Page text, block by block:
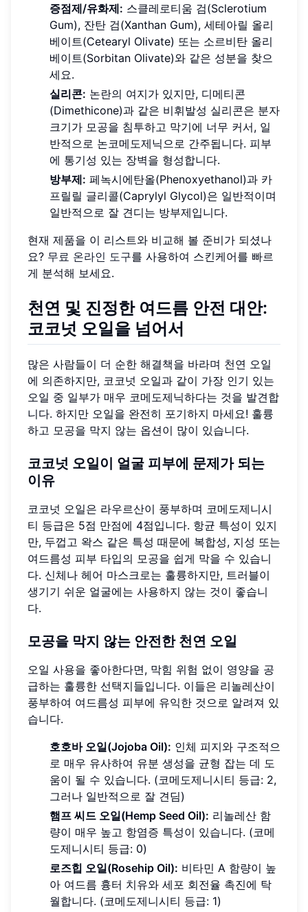
증점제/유화제: 스클레로티움 검(Sclerotium
Gum), 잔탄 검(Xanthan Gum), 세테아릴 올리
베이트(Cetearyl Olivate) 또는 소르비탄 올리
베이트(Sorbitan Olivate)와 같은 성분을 찾으
세요.
실리콘: 논란의 여지가 있지만, 디메티콘
(Dimethicone)과 같은 비휘발성 실리콘은 분자
크기가 모공을 침투하고 막기에 너무 커서, 일
반적으로 논코메도제닉으로 간주됩니다. 피부
에 통기성 있는 장벽을 형성합니다.
방부제: 페녹시에탄올(Phenoxyethanol)과 카
프릴릴 글리콜(Caprylyl Glycol)은 일반적이며
일반적으로 잘 견디는 방부제입니다.
현재 제품을 이 리스트와 비교해 볼 준비가 되셨나
요? 무료 온라인 도구를 사용하여 스킨케어를 빠르
게 분석해 보세요.
천연 및 진정한 여드름 안전 대안:
코코넛 오일을 넘어서
많은 사람들이 더 순한 해결책을 바라며 천연 오일
에 의존하지만, 코코넛 오일과 같이 가장 인기 있는
오일 중 일부가 매우 코메도제닉하다는 것을 발견합
니다. 하지만 오일을 완전히 포기하지 마세요! 훌륭
하고 모공을 막지 않는 옵션이 많이 있습니다.
코코넛 오일이 얼굴 피부에 문제가 되는
이유
코코넛 오일은 라우르산이 풍부하며 코메도제니시
티 등급은 5점 만점에 4점입니다. 항균 특성이 있지
만, 두껍고 왁스 같은 특성 때문에 복합성, 지성 또는
여드름성 피부 타입의 모공을 쉽게 막을 수 있습니
다. 신체나 헤어 마스크로는 훌륭하지만, 트러블이
생기기 쉬운 얼굴에는 사용하지 않는 것이 좋습니
다.
모공을 막지 않는 안전한 천연 오일
오일 사용을 좋아한다면, 막힘 위험 없이 영양을 공
급하는 훌륭한 선택지들입니다. 이들은 리놀레산이
풍부하여 여드름성 피부에 유익한 것으로 알려져 있
습니다.
호호바 오일(Jojoba Oil): 인체 피지와 구조적으
로 매우 유사하여 유분 생성을 균형 잡는 데 도
움이 될 수 있습니다. (코메도제니시티 등급: 2,
그러나 일반적으로 잘 견딤)
햄프 씨드 오일(Hemp Seed Oil): 리놀레산 함
량이 매우 높고 항염증 특성이 있습니다. (코메
도제니시티 등급: 0)
로즈힙 오일(Rosehip Oil): 비타민 A 함량이 높
아 여드름 흉터 치유와 세포 회전율 촉진에 탁
월합니다. (코메도제니시티 등급: 1)